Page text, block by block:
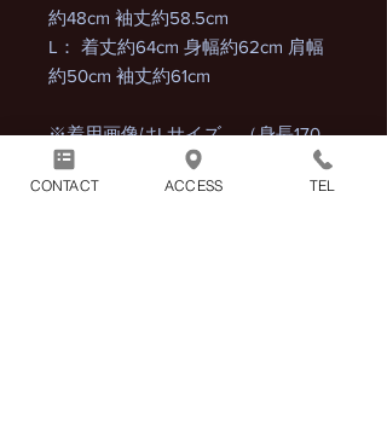
約48cm 袖丈約58.5cm
L： 着丈約64cm 身幅約62cm 肩幅
約50cm 袖丈約61cm
※着用画像はLサイズ。（身長170
㎝、体重64㎏）
CONTACT ACCESS TEL